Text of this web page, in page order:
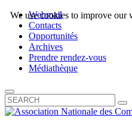
Webmail
Contacts
Opportunités
Archives
Prendre rendez-vous
Médiathèque
We use cookies to improve